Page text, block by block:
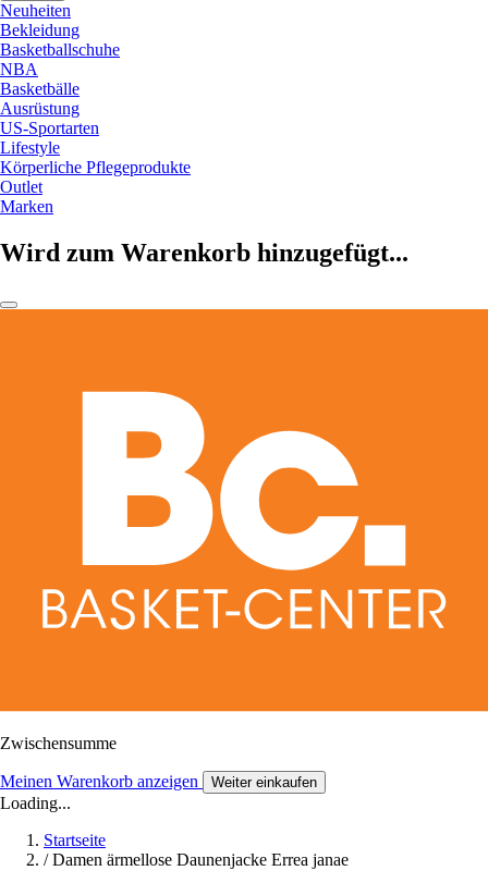
Neuheiten
Bekleidung
Basketballschuhe
NBA
Basketbälle
Ausrüstung
US-Sportarten
Lifestyle
Körperliche Pflegeprodukte
Outlet
Marken
Wird zum Warenkorb hinzugefügt...
Zwischensumme
Meinen Warenkorb anzeigen Weiter einkaufen
Loading...
Startseite
/ Damen ärmellose Daunenjacke Errea janae